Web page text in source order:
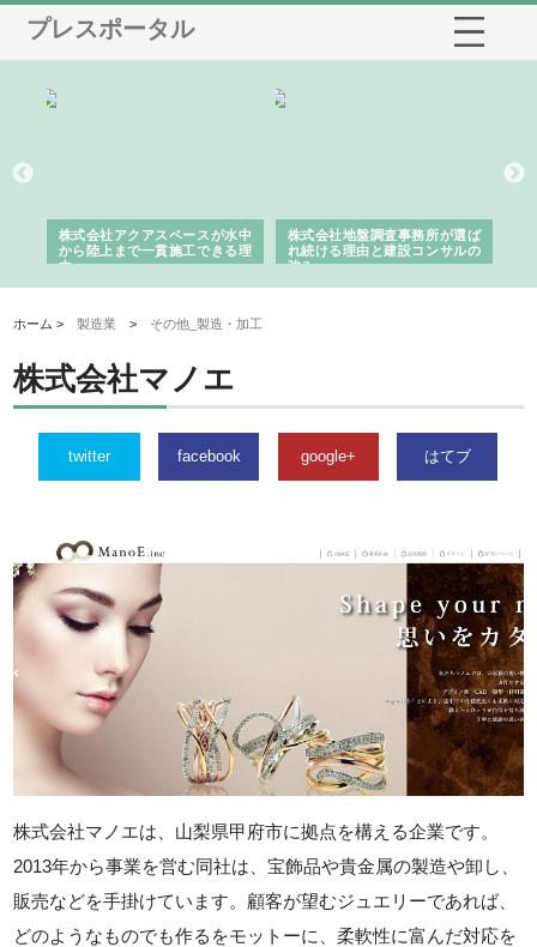
プレスポータル
株式会社アクアスペースが水中
から陸上まで一貫施工できる理
由
株式会社地盤調査事務所が選ば
れ続ける理由と建設コンサルの
強み
ホーム >製造業 > その他_製造・加工
株式会社マノエ
twitter facebook google+ はてブ
株式会社マノエは、山梨県甲府市に拠点を構える企業です。
2013年から事業を営む同社は、宝飾品や貴金属の製造や卸し、
販売などを手掛けています。顧客が望むジュエリーであれば、
どのようなものでも作るをモットーに、柔軟性に富んだ対応を